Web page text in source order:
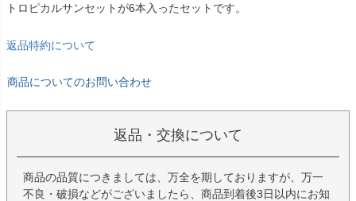
トロピカルサンセットが6本入ったセットです。
返品特約について
商品についてのお問い合わせ
返品・交換について
商品の品質につきましては、万全を期しておりますが、万一
不良・破損などがございましたら、商品到着後3日以内にお知